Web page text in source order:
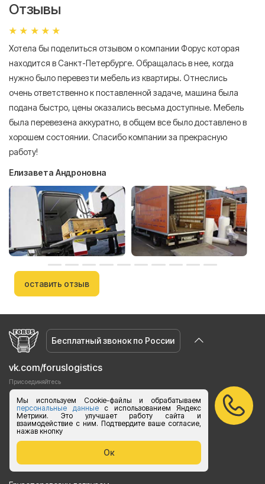
Мы используем Cookie-файлы и обрабатываем
персональные данныес использованием Яндекс
Метрики. Это улучшает работу сайта и
взаимодействие с ним. Подтвердите ваше согласие,
нажав кнопку
Ок
Отзывы
Хотела бы поделиться отзывом о компании Форус которая
находится в Санкт-Петербурге. Обращалась в нее, когда
нужно было перевезти мебель из квартиры. Отнеслись
очень ответственно к поставленной задаче, машина была
подана быстро, цены оказались весьма доступные. Мебель
была перевезена аккуратно, в общем все было доставлено в
хорошем состоянии. Спасибо компании за прекрасную
работу!
Елизавета Андроновна
оставить отзыв
Бесплатный звонок по России
vk.com/foruslogistics
Присоединяйтесь
zakaz@foruslogistics.ru
Пишите по всем вопросаи
8 800 250 20 07
Ежедневно с 8:00 до 20:00
Услуги